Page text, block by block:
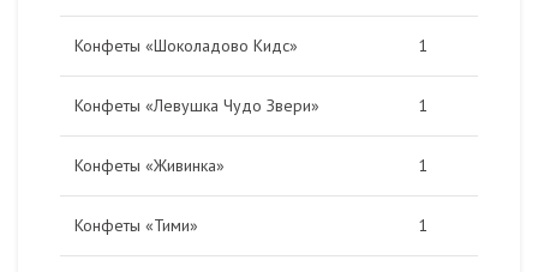
Конфеты «Шоколадово Кидс» 1
Конфеты «Левушка Чудо Звери» 1
Конфеты «Живинка» 1
Конфеты «Тими» 1